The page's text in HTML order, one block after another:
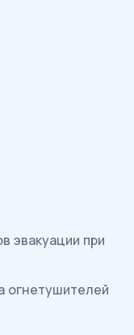
эвакуации при
огнетушителей